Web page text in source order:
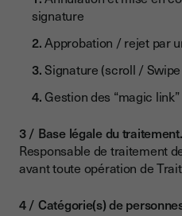
signature
Approbation / rejet par
Signature (scroll /
Gestion des “magic link”
Base légale du traitement.
Responsable de traitement
avant toute opération de
Catégorie(s) de